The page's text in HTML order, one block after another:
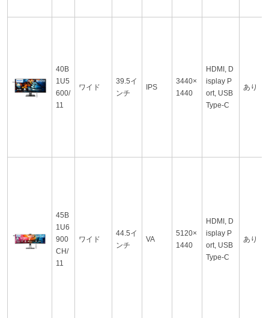
40B
1U5
600/
11
ワイド
39.5イ
ンチ
IPS
3440×
1440
HDMI, D
isplay P
ort, USB
Type-C
あり
45B
1U6
900
CH/
11
ワイド
44.5イ
ンチ
VA
5120×
1440
HDMI, D
isplay P
ort, USB
Type-C
あり